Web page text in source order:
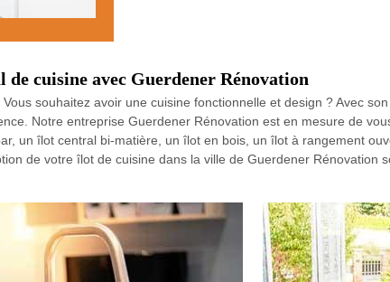
cuisine avec Guerdener Rénovation
souhaitez avoir une cuisine fonctionnelle et design ? Avec
Notre entreprise Guerdener Rénovation est en mesure de
un îlot central bi-matière, un îlot en bois, un îlot à rangement
de votre îlot de cuisine dans la ville de Guerdener Rénovation